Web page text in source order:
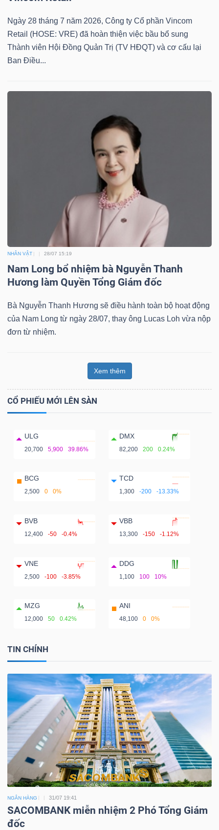
Ngày 28 tháng 7 năm 2026, Công ty Cổ phần Vincom
Retail (HOSE: VRE) đã hoàn thiện việc bầu bổ sung
Thành viên Hội Đồng Quản Trị (TV HĐQT) và cơ cấu lại
Ban Điều...
NHÂN VẬT 28/07 15:19
Nam Long bổ nhiệm bà Nguyễn Thanh
Hương làm Quyền Tổng Giám đốc
Bà Nguyễn Thanh Hương sẽ điều hành toàn bộ hoạt động
của Nam Long từ ngày 28/07, thay ông Lucas Loh vừa nộp
đơn từ nhiệm.
Xem thêm
CỔ PHIẾU MỚI LÊN SÀN
ULG
20,700 5,900 39.86%
DMX
82,200 200 0.24%
BCG
2,500 0 0%
TCD
1,300 -200 -13.33%
BVB
12,400 -50 -0.4%
VBB
13,300 -150 -1.12%
VNE
2,500 -100 -3.85%
DDG
1,100 100 10%
MZG
12,000 50 0.42%
ANI
48,100 0 0%
TIN CHÍNH
NGÂN HÀNG 31/07 19:41
SACOMBANK miễn nhiệm 2 Phó Tổng Giám
đốc